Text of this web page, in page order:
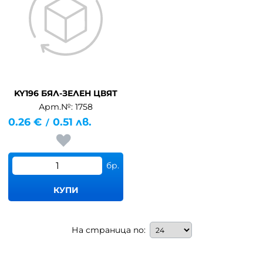
KY196 БЯЛ-ЗЕЛЕН ЦВЯТ
Арт.№: 1758
0.26 € / 0.51 лв.
бр.
КУПИ
На страница по: